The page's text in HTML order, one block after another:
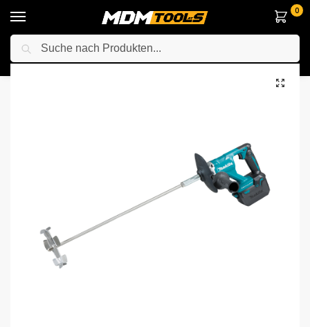
0
Startseite / Elektrowerkzeuge / Anderes Elektrowerkzeuge